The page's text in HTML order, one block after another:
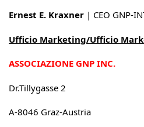
Ernest E. Kraxner | CEO GNP-
Ufficio Marketing/Ufficio
ASSOCIAZIONE GNP INC.
Dr.Tillygasse 2
A-8046 Graz-Austria